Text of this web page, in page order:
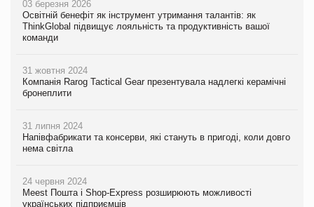
03 березня 2026
Освітній бенефіт як інструмент утримання талантів: як
ThinkGlobal підвищує лояльність та продуктивність вашої
команди
31 жовтня 2024
Компанія Rarog Tactical Gear презентувала надлегкі керамічні
бронеплити
31 липня 2024
Напівфабрикати та консерви, які стануть в пригоді, коли довго
нема світла
24 червня 2024
Meest Пошта і Shop-Express розширюють можливості
українських підприємців